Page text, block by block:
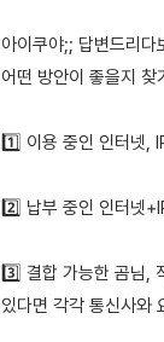
아이쿠야;; 답변드리
어떤 방안이 좋을지
1️⃣ 이용 중인 인터넷,
2️⃣ 납부 중인 인터넷
3️⃣ 결합 가능한 곰님,
있다면 각각 통신사와